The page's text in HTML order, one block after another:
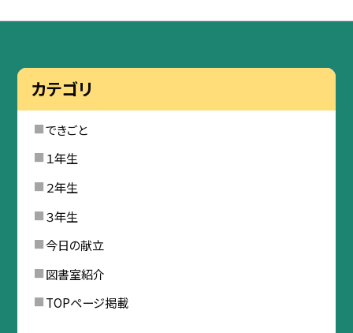
カテゴリ
できごと
１年生
２年生
３年生
今日の献立
図書室紹介
TOPページ掲載